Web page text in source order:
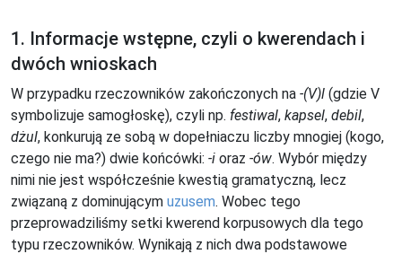
1. Informacje wstępne, czyli o kwerendach i
dwóch wnioskach
W przypadku rzeczowników zakończonych na -(V)l (gdzie V
symbolizuje samogłoskę), czyli np. festiwal, kapsel, debil,
dżul, konkurują ze sobą w dopełniaczu liczby mnogiej (kogo,
czego nie ma?) dwie końcówki: -i oraz -ów. Wybór między
nimi nie jest współcześnie kwestią gramatyczną, lecz
związaną z dominującym uzusem. Wobec tego
przeprowadziliśmy setki kwerend korpusowych dla tego
typu rzeczowników. Wynikają z nich dwa podstawowe